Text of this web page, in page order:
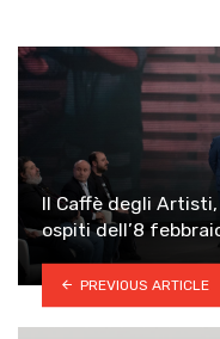
Il Caffè degli
ospiti dell’8
PREVIOUS ARTICLE